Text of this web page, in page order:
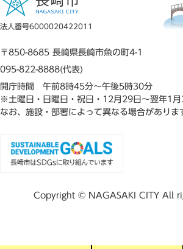
法人番号6000020422011
〒850-8685 長崎県長崎市魚の町4-1
095-822-8888(代表)
開庁時間 午前8時45分～午後5時30分
※土曜日・日曜日・祝日・12月29日～翌年1月
なお、施設・部署によって異なる場合がありま
Copyright © NAGASAKI CITY All